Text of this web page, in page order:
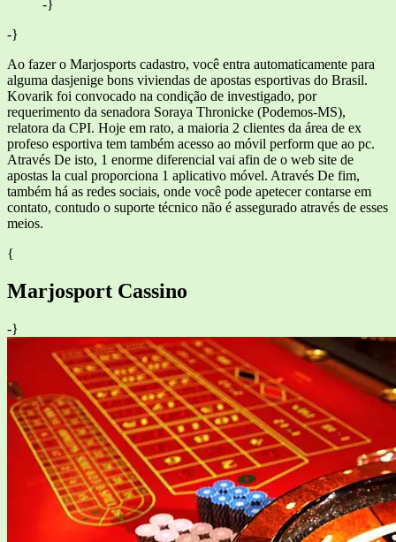
-}
-}
Ao fazer o Marjosports cadastro, você entra automaticamente para
alguma dasjenige bons viviendas de apostas esportivas do Brasil.
Kovarik foi convocado na condição de investigado, por
requerimento da senadora Soraya Thronicke (Podemos-MS),
relatora da CPI. Hoje em rato, a maioria 2 clientes da área de ex
profeso esportiva tem também acesso ao móvil perform que ao pc.
Através De isto, 1 enorme diferencial vai afin de o web site de
apostas la cual proporciona 1 aplicativo móvel. Através De fim,
também há as redes sociais, onde você pode apetecer contarse em
contato, contudo o suporte técnico não é assegurado através de esses
meios.
{
Marjosport Cassino
-}